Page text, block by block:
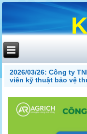
2026/03/26: Công ty
viên kỹ thuật bảo vệ